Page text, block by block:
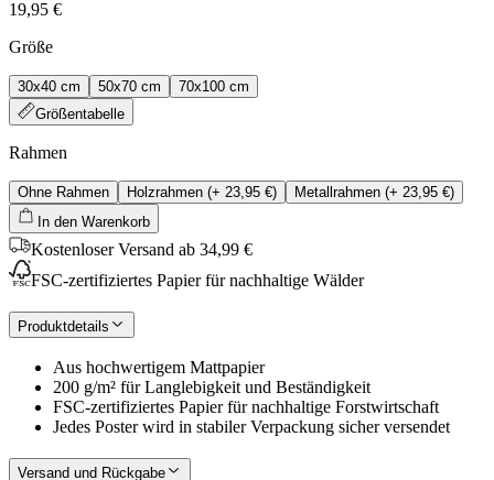
19,95 €
Größe
30x40 cm 50x70 cm
70x100 cm
Größentabelle
Rahmen
Ohne Rahmen Holzrahmen (+ 23,95 €) Metallrahmen (+ 23,95 €)
In den Warenkorb
Kostenloser Versand ab 34,99 €
FSC-zertifiziertes Papier für nachhaltige Wälder
Produktdetails
Aus hochwertigem Mattpapier
200 g/m² für Langlebigkeit und Beständigkeit
FSC-zertifiziertes Papier für nachhaltige Forstwirtschaft
Jedes Poster wird in stabiler Verpackung sicher versendet
Versand und Rückgabe